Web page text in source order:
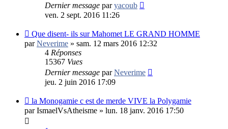
Dernier message paryacoub
ven. 2 sept. 2016 11:26
Que disent- ils sur Mahomet LE GRAND HOMME
parNeverime » sam. 12 mars 2016 12:32
4 Réponses
15367 Vues
Dernier message parNeverime
jeu. 2 juin 2016 17:09
la Monogamie c est de merde VIVE la Polygamie
parIsmaelVsAtheisme » lun. 18 janv. 2016 17:50